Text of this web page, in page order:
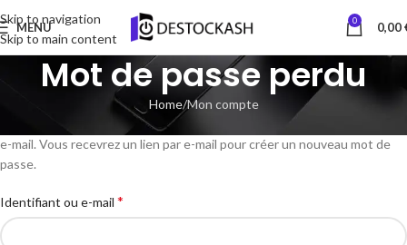
Skip to navigation
Skip to main content
MENU 0 0,00
Mot de passe perdu
Home Mon compte
Mot de passe perdu ? Veuillez saisir votre identifiant ou votre adresse
e-mail. Vous recevrez un lien par e-mail pour créer un nouveau mot de
passe.
Identifiant ou e-mail *